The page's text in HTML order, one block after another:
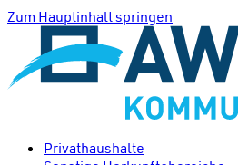
Zum Hauptinhalt springen
Privathaushalte